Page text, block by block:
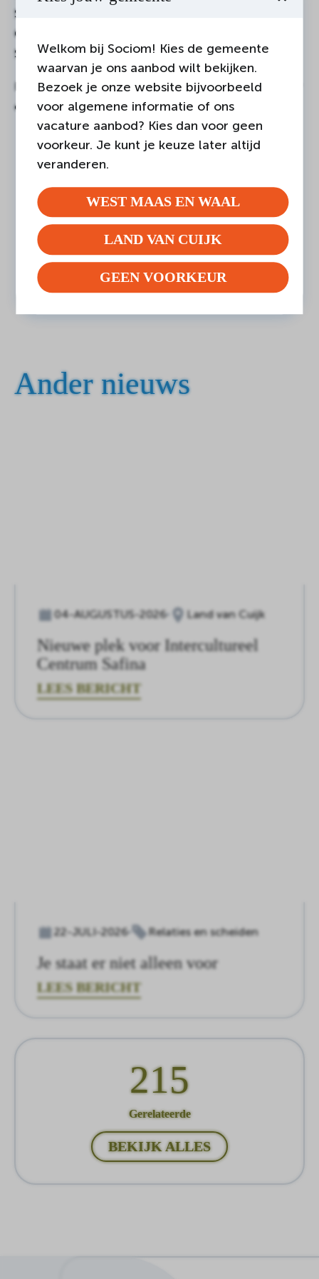
Stichting Door & Voor, Ypse, Biblioplus,
Gemeente Land van Cuijk, MFA Oelbroeck en
Sociom | Zin.
Kom naar deze filmavond en draag bij aan meer
openheid over mentale gezondheid!
DEEL DEZE PAGINA
Ander nieuws
04-AUGUSTUS-2026 Land van Cuijk
Nieuwe plek voor Intercultureel
Centrum Safina
LEES BERICHT
22-JULI-2026 Relaties en scheiden
Je staat er niet alleen voor
LEES BERICHT
215
Gerelateerde
BEKIJK ALLES
Welkom bij Sociom! Kies de gemeente
waarvan je ons aanbod wilt bekijken.
Bezoek je onze website bijvoorbeeld
voor algemene informatie of ons
vacature aanbod? Kies dan voor geen
voorkeur. Je kunt je keuze later altijd
veranderen.
WEST MAAS EN WAAL
LAND VAN CUIJK
GEEN VOORKEUR